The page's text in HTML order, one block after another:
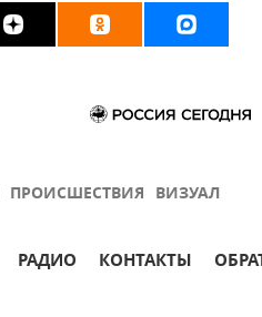
ПРОИСШЕСТВИЯ ВИЗУАЛ
РАДИО КОНТАКТЫ